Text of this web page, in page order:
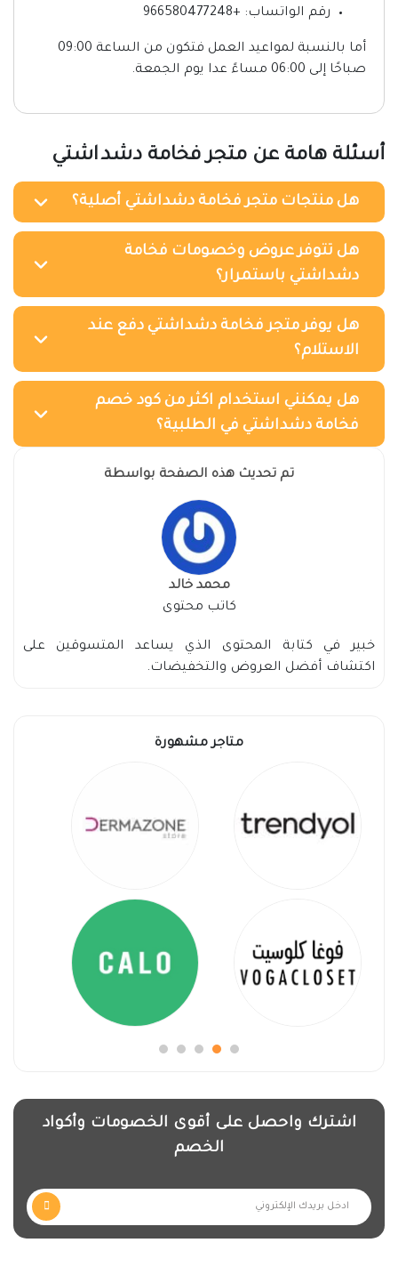
رقم الواتساب: +966580477248
أما بالنسبة لمواعيد العمل فتكون من الساعة 09:00
صباحًا إلى 06:00 مساءً عدا يوم الجمعة.
أسئلة هامة عن متجر فخامة دشداشتي
هل منتجات متجر فخامة دشداشتي أصلية؟
هل تتوفر عروض وخصومات فخامة
دشداشتي باستمرار؟
هل يوفر متجر فخامة دشداشتي دفع عند
الاستلام؟
هل يمكنني استخدام اكثر من كود خصم
فخامة دشداشتي في الطلبية؟
تم تحديث هذه الصفحة بواسطة
محمد خالد
كاتب محتوى
خبير في كتابة المحتوى الذي يساعد المتسوقين على
اكتشاف أفضل العروض والتخفيضات.
متاجر مشهورة
اشترك واحصل على أقوى الخصومات وأكواد
الخصم